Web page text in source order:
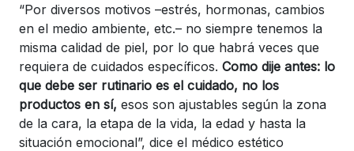
“Por diversos motivos –estrés, hormonas, cambios
en el medio ambiente, etc.– no siempre tenemos la
misma calidad de piel, por lo que habrá veces que
requiera de cuidados específicos. Como dije antes: lo
que debe ser rutinario es el cuidado, no los
productos en sí, esos son ajustables según la zona
de la cara, la etapa de la vida, la edad y hasta la
situación emocional”, dice el médico estético